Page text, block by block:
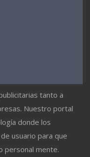
tanto a
Nuestro portal
donde los
usuario para que
personal mente.